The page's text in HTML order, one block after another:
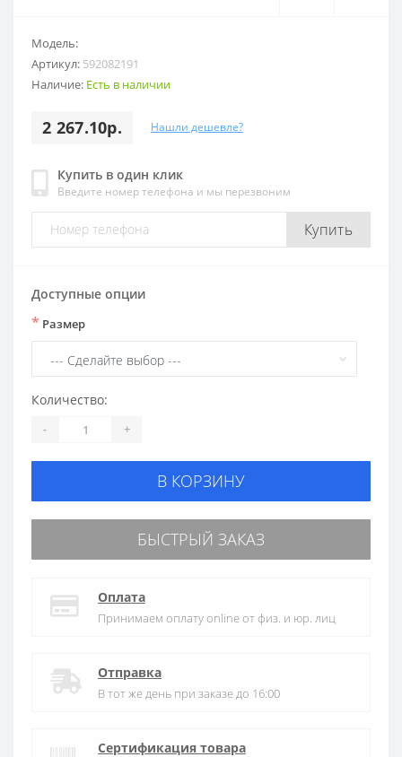
Модель:
Артикул: 592082191
Наличие: Есть в наличии
2 267.10р. Нашли дешевле?
Купить в один клик
Введите номер телефона и мы перезвоним
Купить
Доступные опции
* Размер
Количество:
- +
В КОРЗИНУ
БЫСТРЫЙ ЗАКАЗ
Оплата
Принимаем оплату online от физ. и юр. лиц
Отправка
В тот же день при заказе до 16:00
Сертификация товара